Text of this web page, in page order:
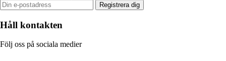
Registrera dig
Håll kontakten
Följ oss på sociala medier